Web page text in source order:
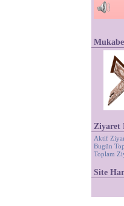
Ziyaret
Aktif
Bugün
Toplam
Site